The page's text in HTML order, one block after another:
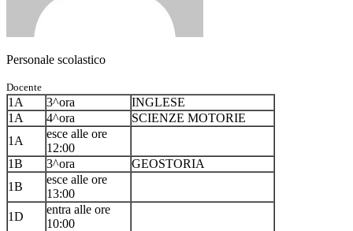
Personale scolastico
Docente
1A 3^ora
INGLESE
1A
4^ora
SCIENZE MOTORIE
1A
esce alle ore
12:00
1B
3^ora
GEOSTORIA
1B
esce alle ore
13:00
1D
entra alle ore
10:00